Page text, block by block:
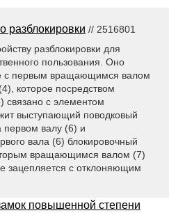
разблокировки // 2516801
разблокировки для
пользования. Оно
с первым вращающимся валом
которое посредством
связано с элементом
выступающий поводковый
первом валу (6) и
вала (6) блокировочный
вращающимся валом (7)
зацепляется с отклоняющим
повышенной степени